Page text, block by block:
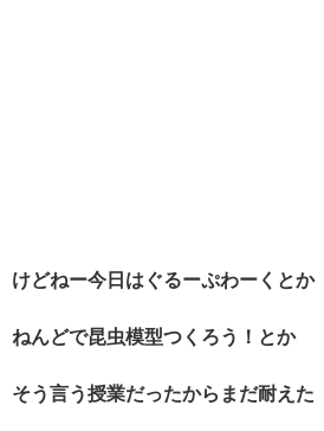
けどねー今日はぐるーぷわーくとか
ねんどで昆虫模型つくろう！とか
そう言う授業だったからまだ耐えた